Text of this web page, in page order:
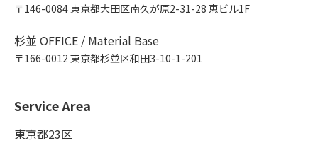
〒146-0084 東京都大田区南久が原2-31-28 恵ビル1F
杉並 OFFICE / Material Base
〒166-0012 東京都杉並区和田3-10-1-201
Service Area
東京都23区